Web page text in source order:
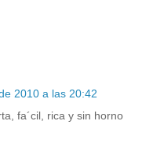
2010 a las 20:42
fa´cil, rica y sin horno